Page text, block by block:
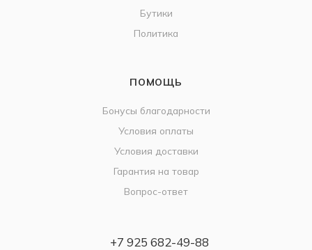
Бутики
Политика
ПОМОЩЬ
Бонусы благодарности
Условия оплаты
Условия доставки
Гарантия на товар
Вопрос-ответ
+7 925 682-49-88